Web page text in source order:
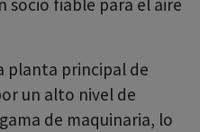
planta principal de
un alto nivel de
de maquinaria, lo